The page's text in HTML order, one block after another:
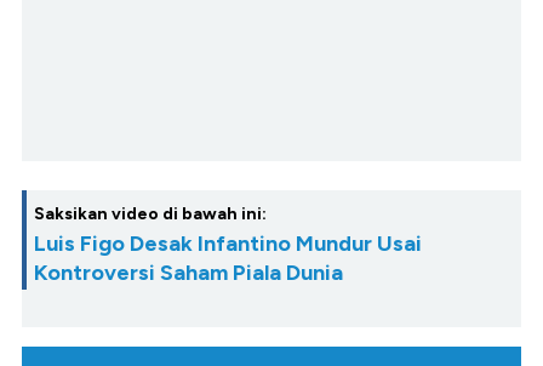
Saksikan video di bawah ini:
Luis Figo Desak Infantino Mundur Usai
Kontroversi Saham Piala Dunia